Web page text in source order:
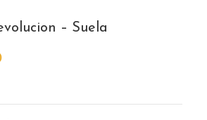
– Suela